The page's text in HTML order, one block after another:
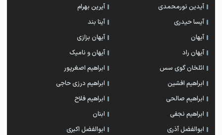
آیدین نورمحمدی
آیرین بهرام
آیسا حیدری
آینا بند
آیهان
آیهان بزازی
آیهان راد
آیهان و نامیک
ائلخان گوی سس
ابراهیم اصغرپور
ابراهیم افشین
ابراهیم درزی حاجی
ابراهیم صالحی
ابراهیم فلاح
ابراهیم نجفی
ابنان
ابوالفضل آذری
ابوالفضل اکبری